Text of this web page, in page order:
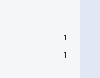
1
1